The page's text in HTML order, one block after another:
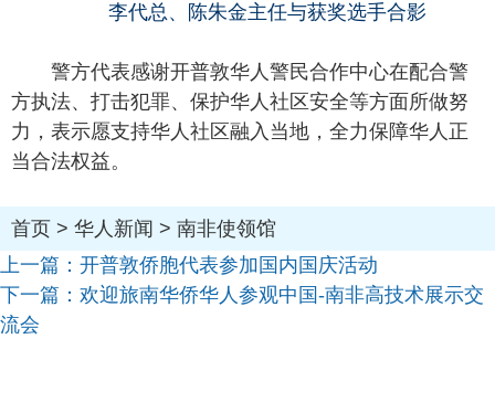
李代总、陈朱金主任与获奖选手合影
警方代表感谢开普敦华人警民合作中心在配合警
方执法、打击犯罪、保护华人社区安全等方面所做努
力，表示愿支持华人社区融入当地，全力保障华人正
当合法权益。
首页 > 华人新闻 > 南非使领馆
上一篇： 开普敦侨胞代表参加国内国庆活动
下一篇： 欢迎旅南华侨华人参观中国-南非高技术展示交
流会